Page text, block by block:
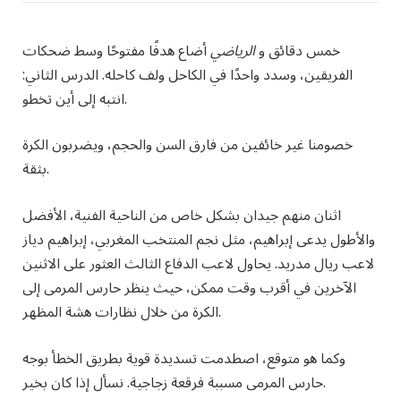
خمس دقائق والرياضيأضاع هدفًا مفتوحًا وسط ضحكات
الفريقين، وسدد واحدًا في الكاحل ولف كاحله. الدرس الثاني:
انتبه إلى أين تخطو.
خصومنا غير خائفين من فارق السن والحجم، ويضربون الكرة
بثقة.
اثنان منهم جيدان بشكل خاص من الناحية الفنية، الأفضل
والأطول يدعى إبراهيم، مثل نجم المنتخب المغربي، إبراهيم دياز
لاعب ريال مدريد. يحاول لاعب الدفاع الثالث العثور على الاثنين
الآخرين في أقرب وقت ممكن، حيث ينظر حارس المرمى إلى
الكرة من خلال نظارات هشة المظهر.
وكما هو متوقع، اصطدمت تسديدة قوية بطريق الخطأ بوجه
حارس المرمى مسببة فرقعة زجاجية. نسأل إذا كان بخير.